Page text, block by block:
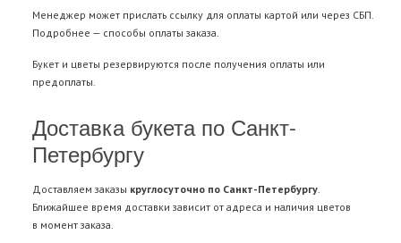
Менеджер может прислать ссылку для оплаты картой или через СБП.
Подробнее — способы оплаты заказа.
Букет и цветы резервируются после получения оплаты или
предоплаты.
Доставка букета по Санкт-
Петербургу
Доставляем заказы круглосуточно по Санкт-Петербургу.
Ближайшее время доставки зависит от адреса и наличия цветов
в момент заказа.